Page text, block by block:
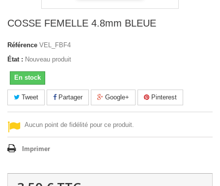
COSSE FEMELLE 4.8mm BLEUE
Référence VEL_FBF4
État : Nouveau produit
En stock
Tweet Partager Google+ Pinterest
Aucun point de fidélité pour ce produit.
Imprimer